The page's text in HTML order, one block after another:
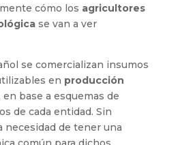
cómo los agricultores
se van a ver
se comercializan insumos
en producción
en base a esquemas de
de cada entidad. Sin
necesidad de tener una